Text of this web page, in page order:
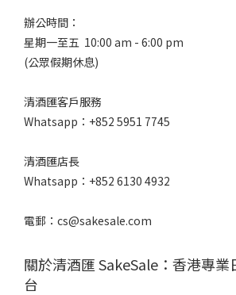
辦公時間：
星期一至五 10:00 am - 6:00 pm
(公眾假期休息)
清酒匯客戶服務
Whatsapp：+852 5951 7745
清酒匯店長
Whatsapp：+852 6130 4932
電郵：cs@sakesale.com
關於清酒匯 SakeSale：香港專業
台